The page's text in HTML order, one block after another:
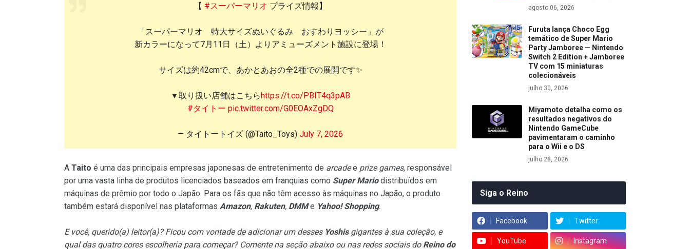
【 #スーパーマリオ プライズ情報】
「スーパーマリオ 特大サイズぬいぐるみ おすわりヨッシー」が
新カラーになって7月11日（土）よりアミューズメント施設に登場！
サイズは約42cmで、あかとあおの全2種での展開です✨
▼取り扱い店舗はこちらhttps://t.co/PBIT4q3pAB
#タイトー pic.twitter.com/G0EOAxZgDQ
— タイトートイズ (@Taito_Toys) July 7, 2026
A Taito é uma das principais empresas japonesas de entretenimento de arcadee prize games, responsável
por uma vasta linha de produtos licenciados baseados em franquias como Super Mariodistribuídos em
máquinas de prêmio por todo o Japão. Para os fãs que não têm acesso às máquinas no Japão, o produto
também estará disponível nas plataformas Amazon, Rakuten, DMMe Yahoo! Shopping.
E você, querido(a) leitor(a)? Ficou com vontade de adicionar um desses Yoshisgigantes à sua coleção, e
qual das quatro cores escolheria para começar? Comente na seção abaixo ou nas redes sociais do Reino do
agosto 06, 2026
Furuta lança Choco Egg
temático de Super Mario
Party Jamboree — Nintendo
Switch 2 Edition + Jamboree
TV com 15 miniaturas
colecionáveis
julho 30, 2026
Miyamoto detalha como os
resultados negativos do
Nintendo GameCube
pavimentaram o caminho
para o Wii e o DS
julho 28, 2026
Siga o Reino
Facebook Twitter
YouTube Instagram